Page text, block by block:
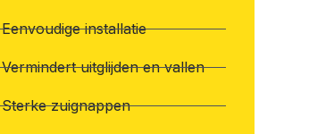
Eenvoudige installatie
Vermindert uitglijden en vallen
Sterke zuignappen